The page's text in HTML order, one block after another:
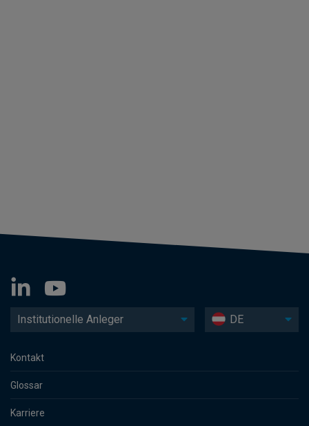
Institutionelle Anleger DE
Kontakt
Glossar
Karriere